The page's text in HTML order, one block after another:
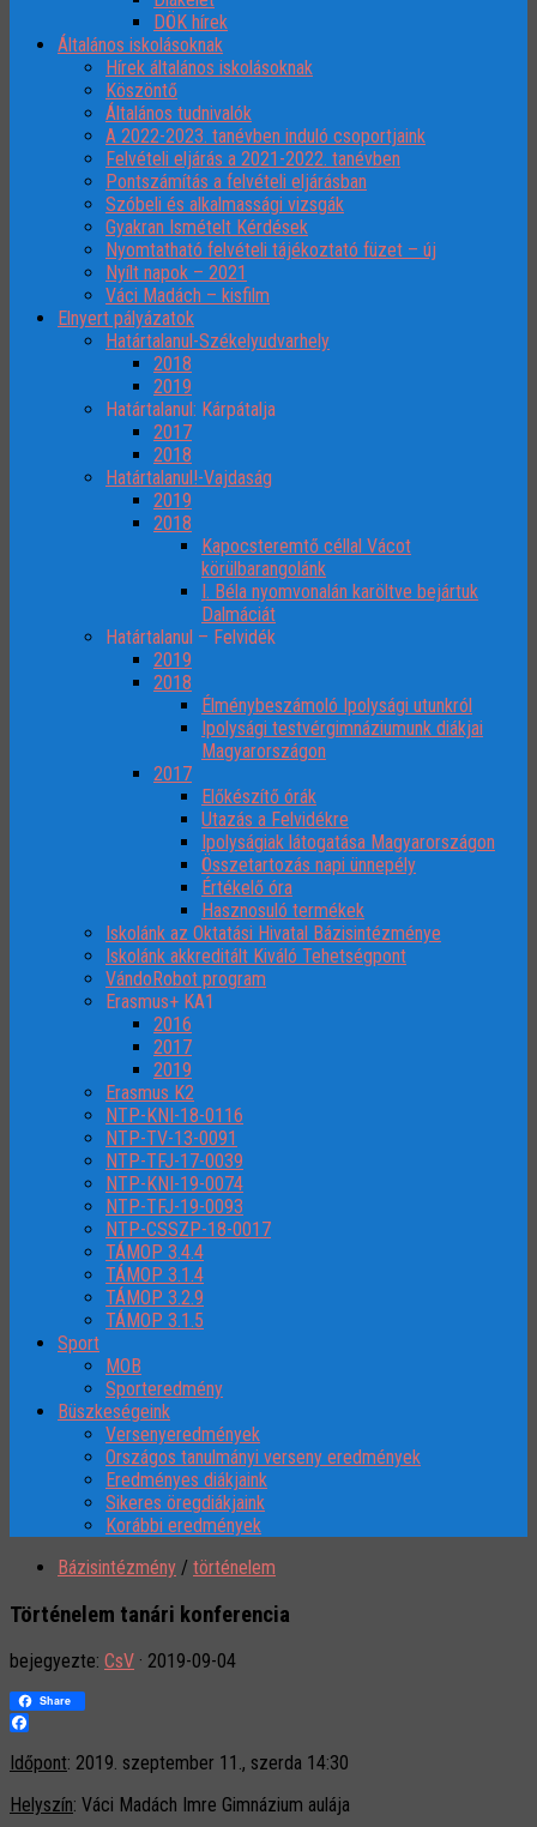
DÖK hírek
Általános iskolásoknak
Hírek általános iskolásoknak
Köszöntő
Általános tudnivalók
A 2022-2023. tanévben induló csoportjaink
Felvételi eljárás a 2021-2022. tanévben
Pontszámítás a felvételi eljárásban
Szóbeli és alkalmassági vizsgák
Gyakran Ismételt Kérdések
Nyomtatható felvételi tájékoztató füzet – új
Nyílt napok – 2021
Váci Madách – kisfilm
Elnyert pályázatok
Határtalanul-Székelyudvarhely
2018
2019
Határtalanul: Kárpátalja
2017
2018
Határtalanul!-Vajdaság
2019
2018
Kapocsteremtő céllal Vácot
körülbarangolánk
I. Béla nyomvonalán karöltve bejártuk
Dalmáciát
Határtalanul – Felvidék
2019
2018
Élménybeszámoló Ipolysági utunkról
Ipolysági testvérgimnáziumunk diákjai
Magyarországon
2017
Előkészítő órák
Utazás a Felvidékre
Ipolyságiak látogatása Magyarországon
Összetartozás napi ünnepély
Értékelő óra
Hasznosuló termékek
Iskolánk az Oktatási Hivatal Bázisintézménye
Iskolánk akkreditált Kiváló Tehetségpont
VándoRobot program
Erasmus+ KA1
2016
2017
2019
Erasmus K2
NTP-KNI-18-0116
NTP-TV-13-0091
NTP-TFJ-17-0039
NTP-KNI-19-0074
NTP-TFJ-19-0093
NTP-CSSZP-18-0017
TÁMOP 3.4.4
TÁMOP 3.1.4
TÁMOP 3.2.9
TÁMOP 3.1.5
Sport
MOB
Sporteredmény
Büszkeségeink
Versenyeredmények
Országos tanulmányi verseny eredmények
Eredményes diákjaink
Sikeres öregdiákjaink
Korábbi eredmények
Bázisintézmény / történelem
Történelem tanári konferencia
bejegyezte: CsV · 2019-09-04
Share
Időpont: 2019. szeptember 11., szerda 14:30
Helyszín: Váci Madách Imre Gimnázium aulája